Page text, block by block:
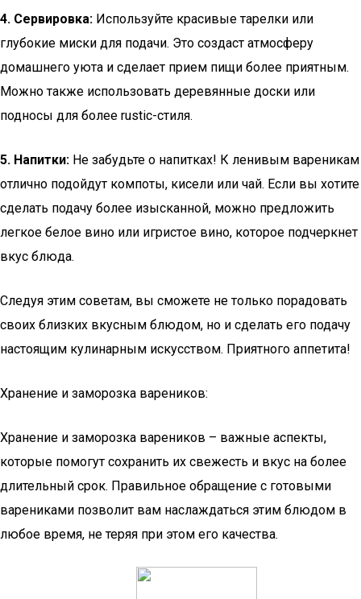
4. Сервировка: Используйте красивые тарелки или
глубокие миски для подачи. Это создаст атмосферу
домашнего уюта и сделает прием пищи более приятным.
Можно также использовать деревянные доски или
подносы для более rustic-стиля.
5. Напитки: Не забудьте о напитках! К ленивым вареникам
отлично подойдут компоты, кисели или чай. Если вы хотите
сделать подачу более изысканной, можно предложить
легкое белое вино или игристое вино, которое подчеркнет
вкус блюда.
Следуя этим советам, вы сможете не только порадовать
своих близких вкусным блюдом, но и сделать его подачу
настоящим кулинарным искусством. Приятного аппетита!
Хранение и заморозка вареников:
Хранение и заморозка вареников – важные аспекты,
которые помогут сохранить их свежесть и вкус на более
длительный срок. Правильное обращение с готовыми
варениками позволит вам наслаждаться этим блюдом в
любое время, не теряя при этом его качества.